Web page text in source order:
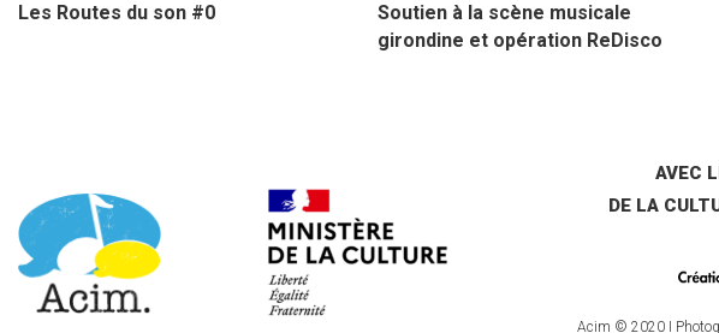
Les Routes du son #0
Soutien à la scène musicale
girondine et opération ReDisco
AVEC
DE LA
Acim © 2020 I